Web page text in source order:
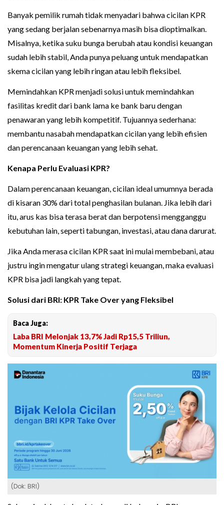
Banyak pemilik rumah tidak menyadari bahwa cicilan KPR
yang sedang berjalan sebenarnya masih bisa dioptimalkan.
Misalnya, ketika suku bunga berubah atau kondisi keuangan
sudah lebih stabil, Anda punya peluang untuk mendapatkan
skema cicilan yang lebih ringan atau lebih fleksibel.
Memindahkan KPR menjadi solusi untuk memindahkan
fasilitas kredit dari bank lama ke bank baru dengan
penawaran yang lebih kompetitif. Tujuannya sederhana:
membantu nasabah mendapatkan cicilan yang lebih efisien
dan perencanaan keuangan yang lebih sehat.
Kenapa Perlu Evaluasi KPR?
Dalam perencanaan keuangan, cicilan ideal umumnya berada
di kisaran 30% dari total penghasilan bulanan. Jika lebih dari
itu, arus kas bisa terasa berat dan berpotensi mengganggu
kebutuhan lain, seperti tabungan, investasi, atau dana darurat.
Jika Anda merasa cicilan KPR saat ini mulai membebani, atau
justru ingin mengatur ulang strategi keuangan, maka evaluasi
KPR bisa jadi langkah yang tepat.
Solusi dari BRI: KPR Take Over yang Fleksibel
Baca Juga:
Laba BRI Melonjak 13,7% Jadi Rp15,5 Triliun,
Momentum Kinerja Positif Terjaga
(Dok: BRI)